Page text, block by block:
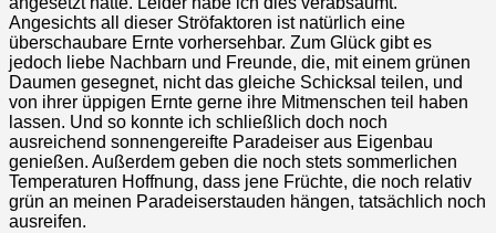
Angesichts all dieser Ströfaktoren ist natürlich eine
überschaubare Ernte vorhersehbar. Zum Glück gibt es
jedoch liebe Nachbarn und Freunde, die, mit einem grünen
Daumen gesegnet, nicht das gleiche Schicksal teilen, und
von ihrer üppigen Ernte gerne ihre Mitmenschen teil haben
lassen. Und so konnte ich schließlich doch noch
ausreichend sonnengereifte Paradeiser aus Eigenbau
genießen. Außerdem geben die noch stets sommerlichen
Temperaturen Hoffnung, dass jene Früchte, die noch relativ
grün an meinen Paradeiserstauden hängen, tatsächlich noch
ausreifen.